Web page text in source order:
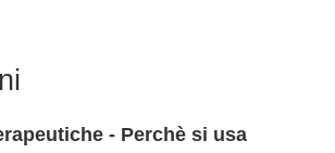
- Perchè si usa